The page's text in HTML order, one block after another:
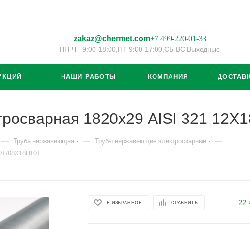
zakaz@chermet.com+7 499-220-01-33
ПН-ЧТ 9:00-18:00, ПТ 9:00-17:00, СБ-ВС Выходные
НАШИ РАБОТЫ КОМПАНИЯ
1820х29 AISI 321
— Труба нержавеющая — Трубы нержавеющие электросварные —
08Х18Н10Т
В ИЗБРАННОЕ СРАВНИТЬ 22